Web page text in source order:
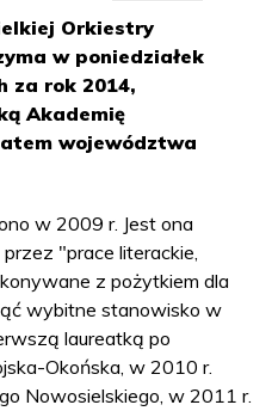
Orkiestry
w poniedziałek
za rok 2014,
Akademię
województwa
w 2009 r. Jest ona
"prace literackie,
z pożytkiem dla
wybitne stanowisko w
laureatką po
Okońska, w 2010 r.
Nowosielskiego, w 2011 r.